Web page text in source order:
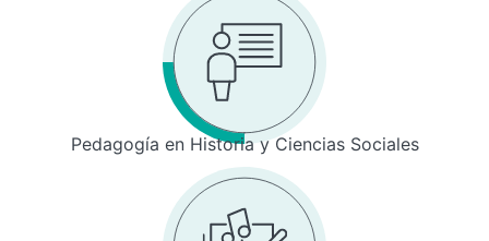
Pedagogía en Historia y Ciencias Sociales